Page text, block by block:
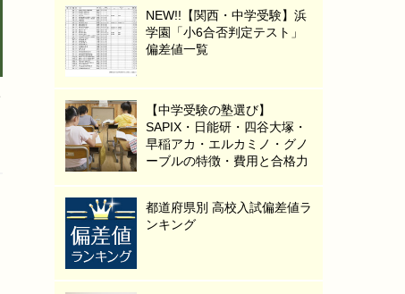
NEW!!【関西・中学受験】浜
学園「小6合否判定テスト」
偏差値一覧
【中学受験の塾選び】
SAPIX・日能研・四谷大塚・
早稲アカ・エルカミノ・グノ
ーブルの特徴・費用と合格力
都道府県別 高校入試偏差値ラ
ンキング